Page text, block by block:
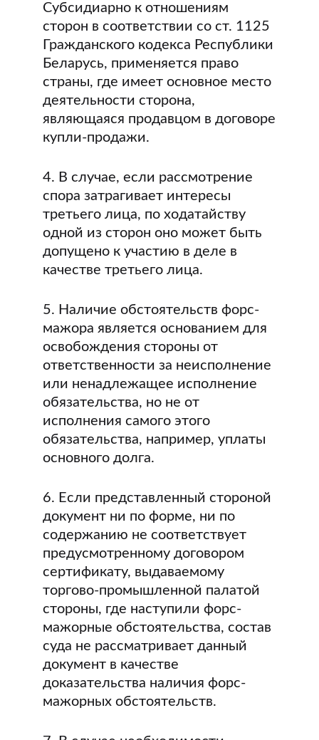
Субсидиарно к отношениям
сторон в соответствии со ст. 1125
Гражданского кодекса Республики
Беларусь, применяется право
страны, где имеет основное место
деятельности сторона,
являющаяся продавцом в договоре
купли-продажи.
4. В случае, если рассмотрение
спора затрагивает интересы
третьего лица, по ходатайству
одной из сторон оно может быть
допущено к участию в деле в
качестве третьего лица.
5. Наличие обстоятельств форс-
мажора является основанием для
освобождения стороны от
ответственности за неисполнение
или ненадлежащее исполнение
обязательства, но не от
исполнения самого этого
обязательства, например, уплаты
основного долга.
6. Если представленный стороной
документ ни по форме, ни по
содержанию не соответствует
предусмотренному договором
сертификату, выдаваемому
торгово-промышленной палатой
стороны, где наступили форс-
мажорные обстоятельства, состав
суда не рассматривает данный
документ в качестве
доказательства наличия форс-
мажорных обстоятельств.